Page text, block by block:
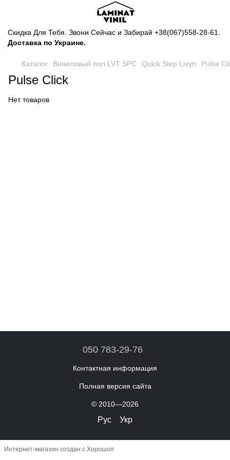
Скидка Для Тебя. Звони Сейчас и Забирай +38(067)558-28-61
Доставка по Украине.
Каталог Виниловый пол LVT SPC Quick Step Livyn Pulse
Pulse Click
Нет товаров
050 783-29-76
Контактная информация
Полная версия сайта
© 2010—2026
Рус Укр
Интернет-магазин создан с Хорошоп